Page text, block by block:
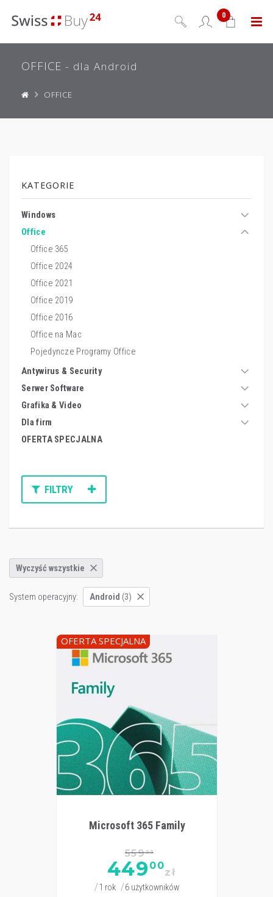
Menu
0
OFFICE - dla Android
OFFICE
KATEGORIE
Windows
Office
Office 365
Office 2024
Office 2021
Office 2019
Office 2016
Office na Mac
Pojedyncze Programy Office
Antywirus & Security
Serwer Software
Grafika & Video
Dla firm
OFERTA SPECJALNA
FILTRY
Wyczyść wszystkie
System operacyjny: Android (3)
OFERTA SPECJALNA
Microsoft 365 Family
55999
449 00
zł
1 rok 6 użytkowników